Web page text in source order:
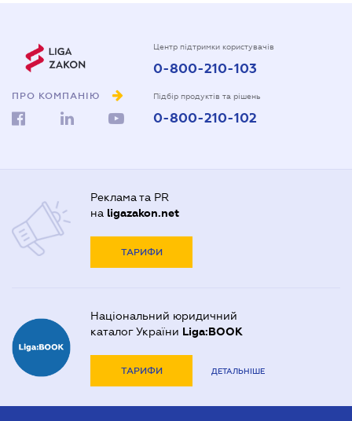
ПРО КОМПАНІЮ
Центр підтримки користувачів
0-800-210-103
Підбір продуктів та рішень
0-800-210-102
Реклама та PR
на ligazakon.net
ТАРИФИ
Національний юридичний
каталог України Liga:BOOK
ТАРИФИ ДЕТАЛЬНІШЕ